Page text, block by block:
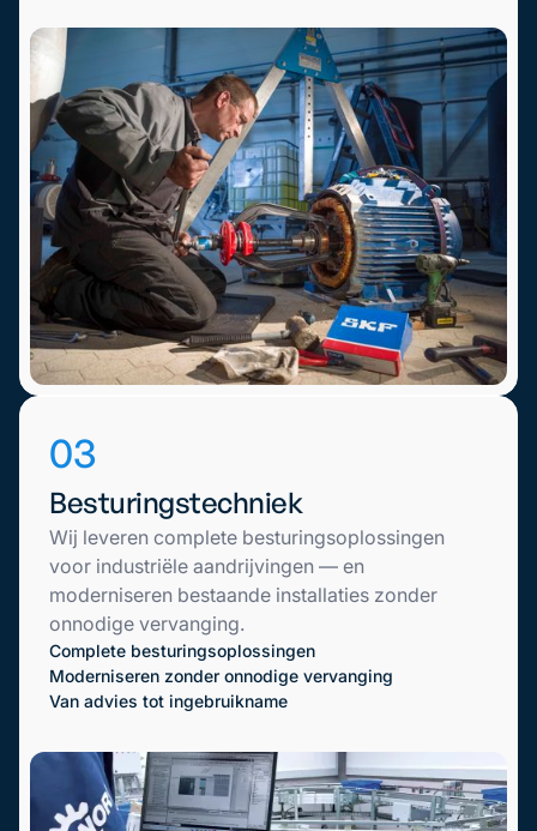
03
Besturingstechniek
Wij leveren complete besturingsoplossingen
voor industriële aandrijvingen — en
moderniseren bestaande installaties zonder
onnodige vervanging.
Complete besturingsoplossingen
Moderniseren zonder onnodige vervanging
Van advies tot ingebruikname